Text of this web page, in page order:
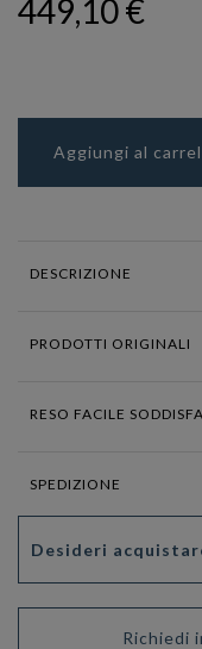
449,10 €
Aggiungi al
DESCRIZIONE
PRODOTTI ORIGINALI
RESO FACILE
SPEDIZIONE
Desideri
Richiedi